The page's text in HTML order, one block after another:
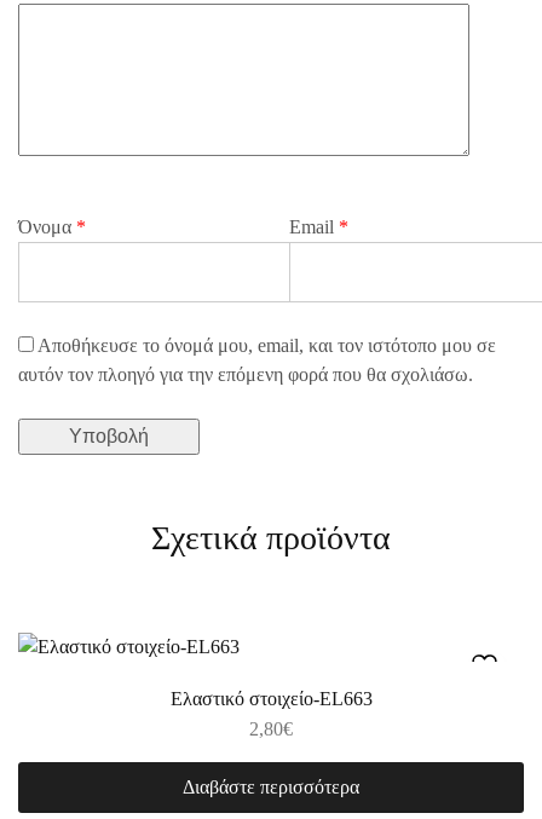
Όνομα * Email *
Αποθήκευσε το όνομά μου, email, και τον ιστότοπο μου σε
αυτόν τον πλοηγό για την επόμενη φορά που θα σχολιάσω.
Σχετικά προϊόντα
Ελαστικό στοιχείο-EL663
2,80€
Διαβάστε περισσότερα